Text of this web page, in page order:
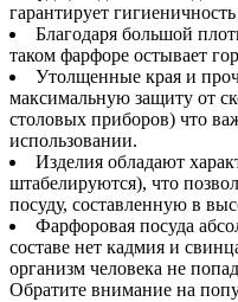
гарантирует
Благодаря большой
таком фарфоре остывает
Утолщенные края и
максимальную защиту от
столовых приборов) что
использовании.
Изделия обладают
штабелируются), что
посуду, составленную в
Фарфоровая посуда
составе нет кадмия и
организм человека не
Обратите внимание на